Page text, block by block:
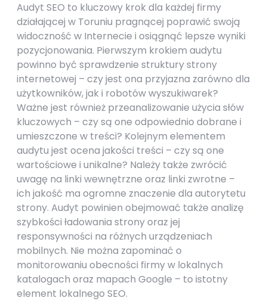
Audyt SEO to kluczowy krok dla każdej firmy
działającej w Toruniu pragnącej poprawić swoją
widoczność w Internecie i osiągnąć lepsze wyniki
pozycjonowania. Pierwszym krokiem audytu
powinno być sprawdzenie struktury strony
internetowej – czy jest ona przyjazna zarówno dla
użytkowników, jak i robotów wyszukiwarek?
Ważne jest również przeanalizowanie użycia słów
kluczowych – czy są one odpowiednio dobrane i
umieszczone w treści? Kolejnym elementem
audytu jest ocena jakości treści – czy są one
wartościowe i unikalne? Należy także zwrócić
uwagę na linki wewnętrzne oraz linki zwrotne –
ich jakość ma ogromne znaczenie dla autorytetu
strony. Audyt powinien obejmować także analizę
szybkości ładowania strony oraz jej
responsywności na różnych urządzeniach
mobilnych. Nie można zapominać o
monitorowaniu obecności firmy w lokalnych
katalogach oraz mapach Google – to istotny
element lokalnego SEO.